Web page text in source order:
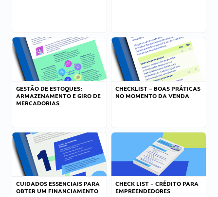
GESTÃO DE ESTOQUES:
ARMAZENAMENTO E GIRO DE
MERCADORIAS
CHECKLIST – BOAS PRÁTICAS
NO MOMENTO DA VENDA
CUIDADOS ESSENCIAIS PARA
OBTER UM FINANCIAMENTO
CHECK LIST – CRÉDITO PARA
EMPREENDEDORES